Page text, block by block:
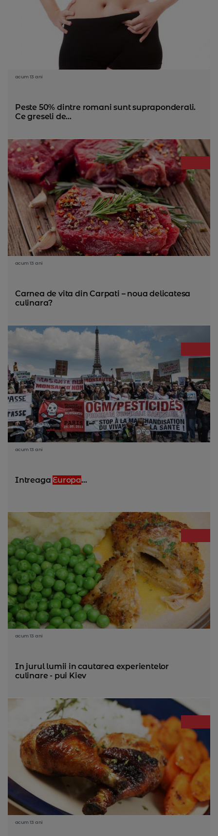
acum 13 ani
Peste 50% dintre romani sunt supraponderali.
Ce greseli de...
acum 13 ani
Carnea de vita din Carpati – noua delicatesa
culinara?
acum 13 ani
IntreagaEuropa...
acum 13 ani
In jurul lumii in cautarea experientelor
culinare - pui Kiev
acum 13 ani